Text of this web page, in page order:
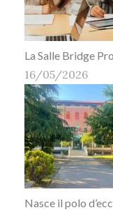
La Salle Bridge
16/05/2026
Nasce il polo